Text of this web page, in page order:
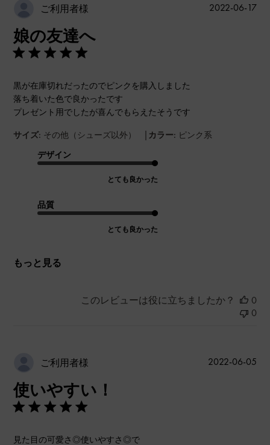
ご利用者様
娘の友達へ
黒が在庫切れだったのでピンクを購入しました
落ち着いた色で良かったです
プレゼント用でしたが喜んでもらえたそうです
サイズ: その他（シューズ以外） | カラー: ピンク系
デザイン
とても良かった
品質
とても良かった
もっと見る
公
2022-06-17
このレビューは役に立ちましたか？
0
0
ご利用者様
使いやすい！
見た目の可愛さ◎使いやすさ◎で
公
2022-06-05